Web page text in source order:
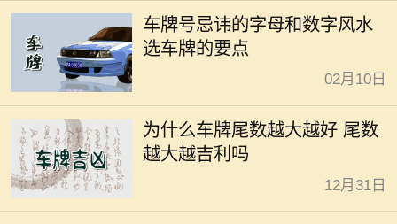
车牌号忌讳的字母和数字风水
选车牌的要点
02月10日
为什么车牌尾数越大越好 尾数
越大越吉利吗
12月31日